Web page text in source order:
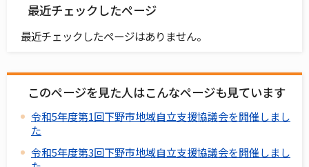
最近チェックしたページ
最近チェックしたページはありません。
このページを見た人はこんなページも見ています
令和5年度第1回下野市地域自立支援協議会を開催しまし
た
令和5年度第3回下野市地域自立支援協議会を開催しまし